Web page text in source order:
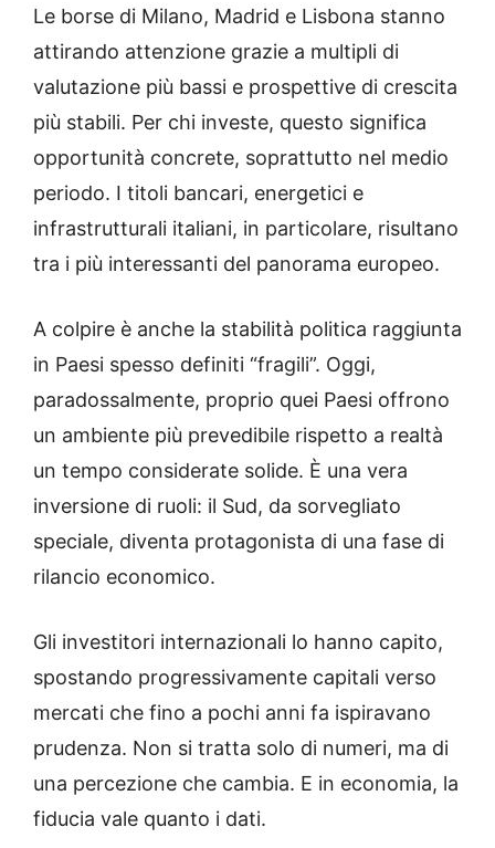
Le borse di Milano, Madrid e Lisbona stanno
attirando attenzione grazie a multipli di
valutazione più bassi e prospettive di crescita
più stabili. Per chi investe, questo significa
opportunità concrete, soprattutto nel medio
periodo. I titoli bancari, energetici e
infrastrutturali italiani, in particolare, risultano
tra i più interessanti del panorama europeo.
A colpire è anche la stabilità politica raggiunta
in Paesi spesso definiti “fragili”. Oggi,
paradossalmente, proprio quei Paesi offrono
un ambiente più prevedibile rispetto a realtà
un tempo considerate solide. È una vera
inversione di ruoli: il Sud, da sorvegliato
speciale, diventa protagonista di una fase di
rilancio economico.
Gli investitori internazionali lo hanno capito,
spostando progressivamente capitali verso
mercati che fino a pochi anni fa ispiravano
prudenza. Non si tratta solo di numeri, ma di
una percezione che cambia. E in economia, la
fiducia vale quanto i dati.